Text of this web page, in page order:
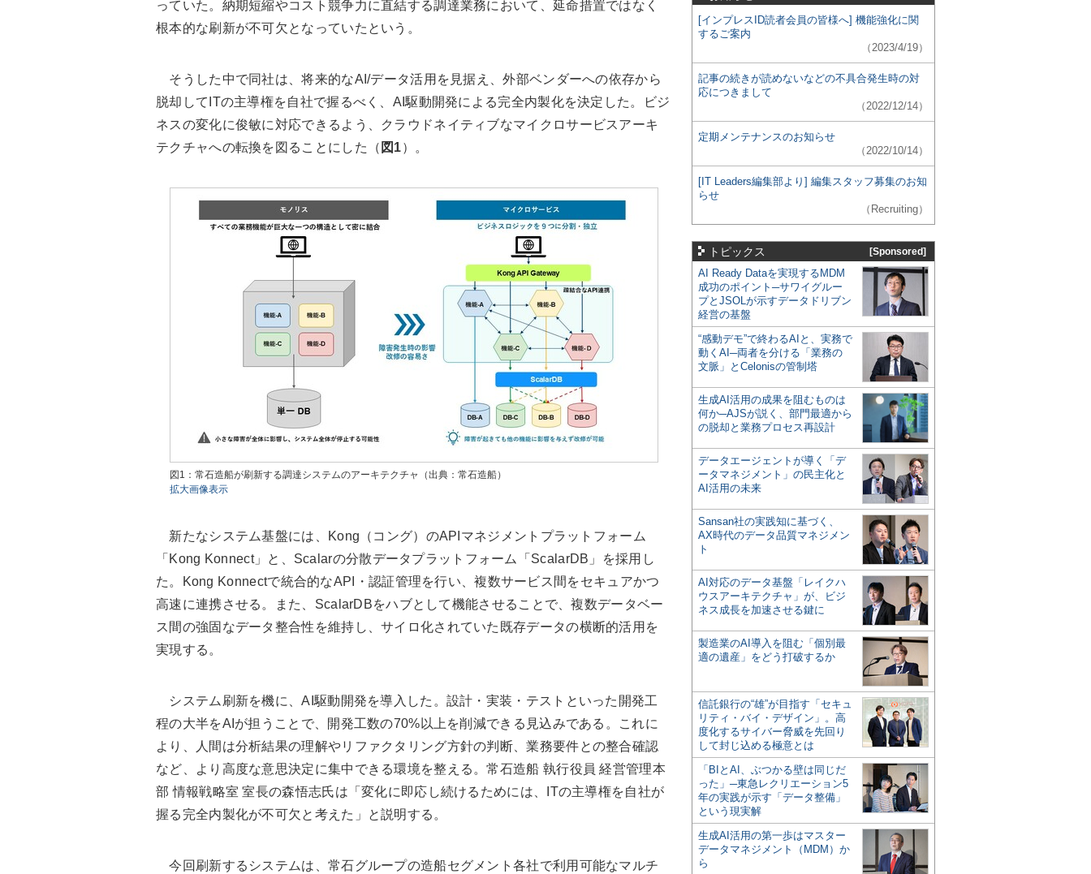
っていた。納期短縮やコスト競争力に直結する調達業務において、延命措置ではなく
根本的な刷新が不可欠となっていたという。
そうした中で同社は、将来的なAI/データ活用を見据え、外部ベンダーへの依存から
脱却してITの主導権を自社で握るべく、AI駆動開発による完全内製化を決定した。ビジ
ネスの変化に俊敏に対応できるよう、クラウドネイティブなマイクロサービスアーキ
テクチャへの転換を図ることにした（ 図1）。
図1：常石造船が刷新する調達システムのアーキテクチャ（出典：常石造船）
拡大画像表示
新たなシステム基盤には、Kong（コング）のAPIマネジメントプラットフォーム
「Kong Konnect」と、Scalarの分散データプラットフォーム「ScalarDB」を採用し
た。Kong Konnectで統合的なAPI・認証管理を行い、複数サービス間をセキュアかつ
高速に連携させる。また、ScalarDBをハブとして機能させることで、複数データベー
ス間の強固なデータ整合性を維持し、サイロ化されていた既存データの横断的活用を
実現する。
システム刷新を機に、AI駆動開発を導入した。設計・実装・テストといった開発工
程の大半をAIが担うことで、開発工数の70%以上を削減できる見込みである。これに
より、人間は分析結果の理解やリファクタリング方針の判断、業務要件との整合確認
など、より高度な意思決定に集中できる環境を整える。常石造船 執行役員 経営管理本
部 情報戦略室 室長の森悟志氏は「変化に即応し続けるためには、ITの主導権を自社が
握る完全内製化が不可欠と考えた」と説明する。
今回刷新するシステムは、常石グループの造船セグメント各社で利用可能なマルチ
[インプレスID読者会員の皆様へ] 機能強化に関
するご案内
（2023/4/19）
記事の続きが読めないなどの不具合発生時の対
応につきまして
（2022/12/14）
定期メンテナンスのお知らせ
（2022/10/14）
[IT Leaders編集部より] 編集スタッフ募集のお知
らせ
（Recruiting）
トピックス [Sponsored]
AI Ready Dataを実現するMDM
成功のポイント─サワイグルー
プとJSOLが示すデータドリブン
経営の基盤
“感動デモ”で終わるAIと、実務で
動くAI─両者を分ける「業務の
文脈」とCelonisの管制塔
生成AI活用の成果を阻むものは
何か─AJSが説く、部門最適から
の脱却と業務プロセス再設計
データエージェントが導く「デ
ータマネジメント」の民主化と
AI活用の未来
Sansan社の実践知に基づく、
AX時代のデータ品質マネジメン
ト
AI対応のデータ基盤「レイクハ
ウスアーキテクチャ」が、ビジ
ネス成長を加速させる鍵に
製造業のAI導入を阻む「個別最
適の遺産」をどう打破するか
信託銀行の“雄”が目指す「セキュ
リティ・バイ・デザイン」。高
度化するサイバー脅威を先回り
して封じ込める極意とは
「BIとAI、ぶつかる壁は同じだ
った」─東急レクリエーション5
年の実践が示す「データ整備」
という現実解
生成AI活用の第一歩はマスター
データマネジメント（MDM）か
ら